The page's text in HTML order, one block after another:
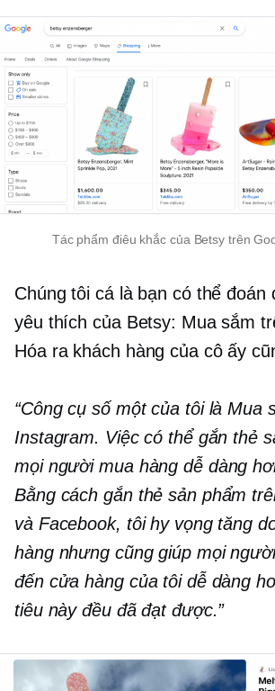
Tác phẩm điêu khắc của Betsy trên
Chúng tôi cá là bạn có thể đoán
yêu thích của Betsy: Mua sắm
Hóa ra khách hàng của cô ấy
“Công cụ số một của tôi là Mua
Instagram. Việc có thể gắn thẻ
mọi người mua hàng dễ dàng
Bằng cách gắn thẻ sản phẩm
và Facebook, tôi hy vọng tăng
hàng nhưng cũng giúp mọi
đến cửa hàng của tôi dễ dàng
tiêu này đều đã đạt được.”